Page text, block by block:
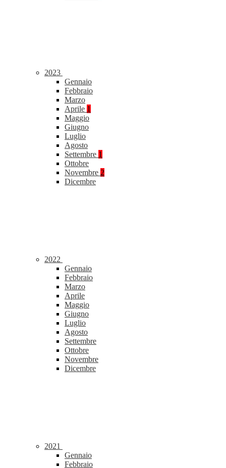
2023
Gennaio
Febbraio
Marzo
Aprile 1
Maggio
Giugno
Luglio
Agosto
Settembre 1
Ottobre
Novembre 2
Dicembre
2022
Gennaio
Febbraio
Marzo
Aprile
Maggio
Giugno
Luglio
Agosto
Settembre
Ottobre
Novembre
Dicembre
2021
Gennaio
Febbraio